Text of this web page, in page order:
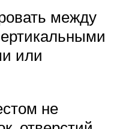
между
или
не